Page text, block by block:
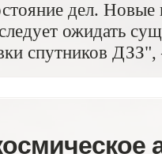
дел.
ожидать
спутников